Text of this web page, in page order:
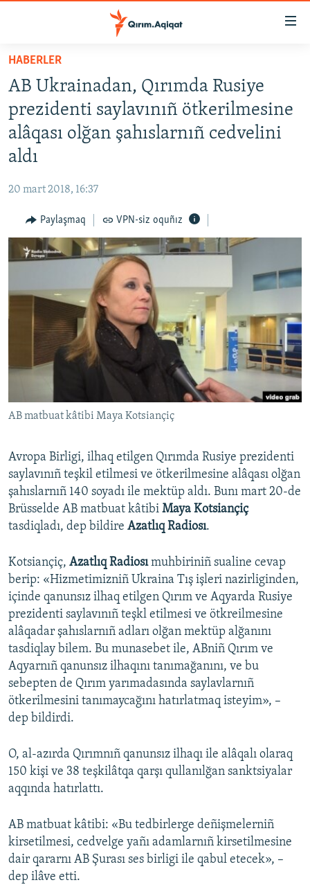
Esas
qaytmaq
Baş
navigatsiyağa
qaytmaq
Qıdıruvğa
HABERLER
İQTİSADİYAT
CEMİYET
İNSAN AQLARI
VİDEO
SÜRET
FİKİR
Русский
Українською
RFE/RS bütün saytları
HABERLER
AB Ukrainadan, Qırımda Rusiye
prezidenti saylavınıñ ötkerilmesine
alâqası olğan şahıslarnıñ cedvelini
aldı
20 mart 2018, 16:37
Paylaşmaq VPN-siz oquñız
AB matbuat kâtibi Maya Kotsiançiç
Avropa Birligi, ilhaq etilgen Qırımda Rusiye prezidenti
saylavınıñ teşkil etilmesi ve ötkerilmesine alâqası olğan
şahıslarnıñ 140 soyadı ile mektüp aldı. Bunı mart 20-de
Brüsselde AB matbuat kâtibi Maya Kotsiançiç
tasdiqladı, dep bildire Azatlıq Radiosı.
Kotsiançiç, Azatlıq Radiosımuhbiriniñ sualine cevap
berip: «Hizmetimizniñ Ukraina Tış işleri nazirliginden,
içinde qanunsız ilhaq etilgen Qırım ve Aqyarda Rusiye
prezidenti saylavınıñ teşkl etilmesi ve ötkreilmesine
alâqadar şahıslarnıñ adları olğan mektüp alğanını
tasdiqlay bilem. Bu munasebet ile, ABniñ Qırım ve
Aqyarnıñ qanunsız ilhaqını tanımağanını, ve bu
sebepten de Qırım yarımadasında saylavlarnıñ
ötkerilmesini tanımaycağını hatırlatmaq isteyim», –
dep bildirdi.
O, al-azırda Qırımnıñ qanunsız ilhaqı ile alâqalı olaraq
150 kişi ve 38 teşkilâtqa qarşı qullanılğan sanktsiyalar
aqqında hatırlattı.
AB matbuat kâtibi: «Bu tedbirlerge deñişmelerniñ
kirsetilmesi, cedvelge yañı adamlarnıñ kirsetilmesine
dair qararnı AB Şurası ses birligi ile qabul etecek», –
dep ilâve etti.